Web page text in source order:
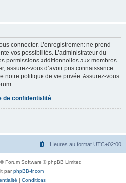
connecter. L’enregistrement ne prend
vos possibilités. L’administrateur du
permissions additionnelles aux membres
assurez-vous d’avoir pris connaissance
notre politique de vie privée. Assurez-vous
de confidentialité
Heures au format UTC+02:00
® Forum Software © phpBB Limited
parphpBB-fr.com
| Conditions